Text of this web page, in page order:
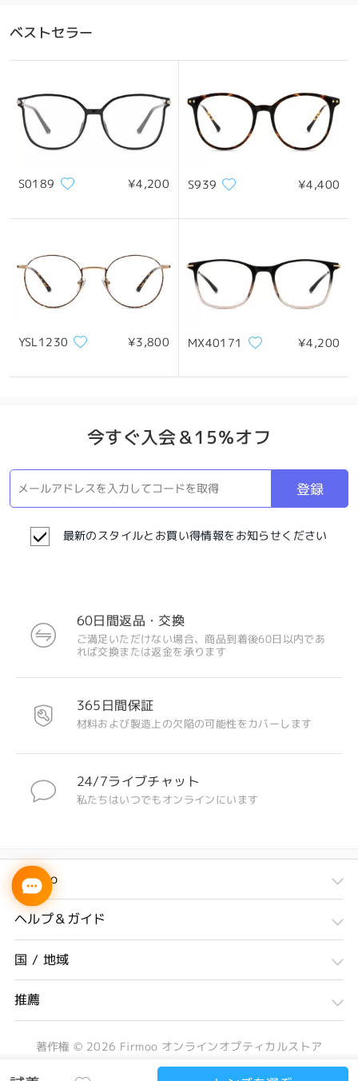
ベストセラー
S0189 ¥4,200 S939 ¥4,400
YSL1230 ¥3,800 MX40171 ¥4,200
今すぐ入会＆15％オフ
登録
最新のスタイルとお買い得情報をお知らせください
60日間返品・交換
ご満足いただけない場合、商品到着後60日以内であ
れば交換または返金を承ります
365日間保証
材料および製造上の欠陥の可能性をカバーします
24/7ライブチャット
私たちはいつでもオンラインにいます
Firmoo
ヘルプ＆ガイド
国 / 地域
推薦
著作権 © 2026 Firmoo オンラインオプティカルストア